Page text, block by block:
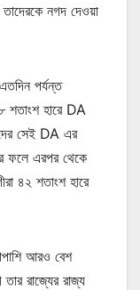
নগদ দেওয়া
পর্যন্ত
শতাংশ হারে DA
সেই DA এর
ফলে এরপর থেকে
৪২ শতাংশ হারে
আরও বেশ
রাজ্যের রাজ্য